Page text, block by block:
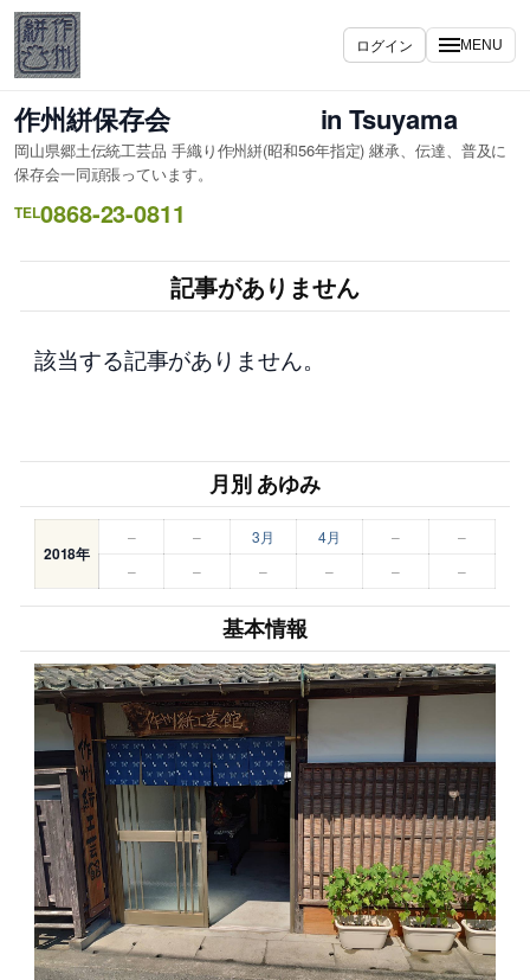
内
容
を
ス
キ
ッ
プ
ログイン MENU
作州絣保存会 in Tsuyama
岡山県郷土伝統工芸品 手織り作州絣(昭和56年指定) 継承、伝達、普及に
保存会一同頑張っています。
TEL0868-23-0811
記事がありません
該当する記事がありません。
月別 あゆみ
2018年
– – 3月 4月 –
–
–
– – – – –
基本情報